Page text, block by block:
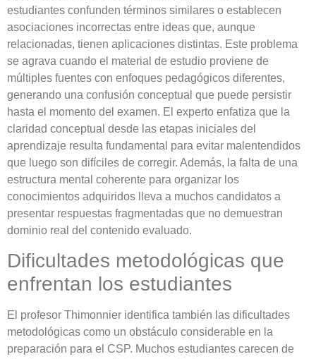
estudiantes confunden términos similares o establecen
asociaciones incorrectas entre ideas que, aunque
relacionadas, tienen aplicaciones distintas. Este problema
se agrava cuando el material de estudio proviene de
múltiples fuentes con enfoques pedagógicos diferentes,
generando una confusión conceptual que puede persistir
hasta el momento del examen. El experto enfatiza que la
claridad conceptual desde las etapas iniciales del
aprendizaje resulta fundamental para evitar malentendidos
que luego son difíciles de corregir. Además, la falta de una
estructura mental coherente para organizar los
conocimientos adquiridos lleva a muchos candidatos a
presentar respuestas fragmentadas que no demuestran
dominio real del contenido evaluado.
Dificultades metodológicas que
enfrentan los estudiantes
El profesor Thimonnier identifica también las dificultades
metodológicas como un obstáculo considerable en la
preparación para el CSP. Muchos estudiantes carecen de